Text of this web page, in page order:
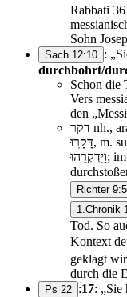
Rabbati
Sohn
Sach 12:10 :
durchbohrt/
Schon die
Vers
den
דקר nh., aram. ܕܩܪ, דקר durchbohren. Ḳal pf. i. p.
דָּקָֽרוּ, m. suff. דְּקָרֻהוּ, דְּקָרֻנִי; impf. וַיִּדְקֹר, m. suff.
וַיִּדְקְרֵהוּ; imp. m. suff. דָּקְרֵ֫נִי — m. d. acc. durchbohren,
Richter
1.Chronik
Tod. So
Kontext
geklagt
durch die
Ps 22 :17: „Sie